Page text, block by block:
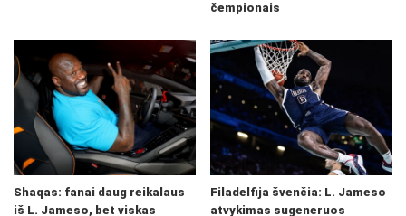
čempionais
Shaqas: fanai daug reikalaus
iš L. Jameso, bet viskas
Filadelfija švenčia: L. Jameso
atvykimas sugeneruos